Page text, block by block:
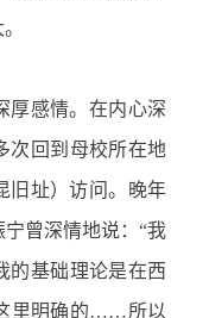
厚感情。在内心深
次回到母校所在地
址）访问。晚年
曾深情地说：“我
的基础理论是在西
里明确的……所以